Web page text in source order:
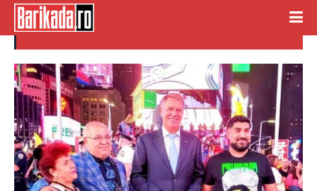
sorinel pustiu